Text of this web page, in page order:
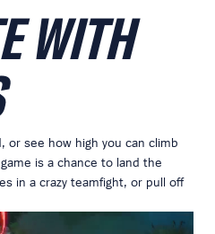
WITH
or see how high you can climb
is a chance to land the
in a crazy teamfight, or pull off